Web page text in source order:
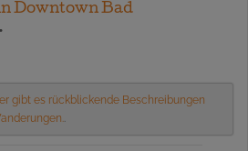
Downtown Bad
gibt es rückblickende Beschreibungen